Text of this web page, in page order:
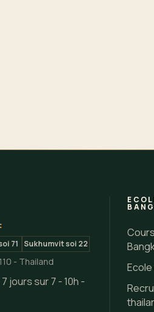
71 Sukhumvit soi 22
- Thailand
7 jours sur 7 - 10h -